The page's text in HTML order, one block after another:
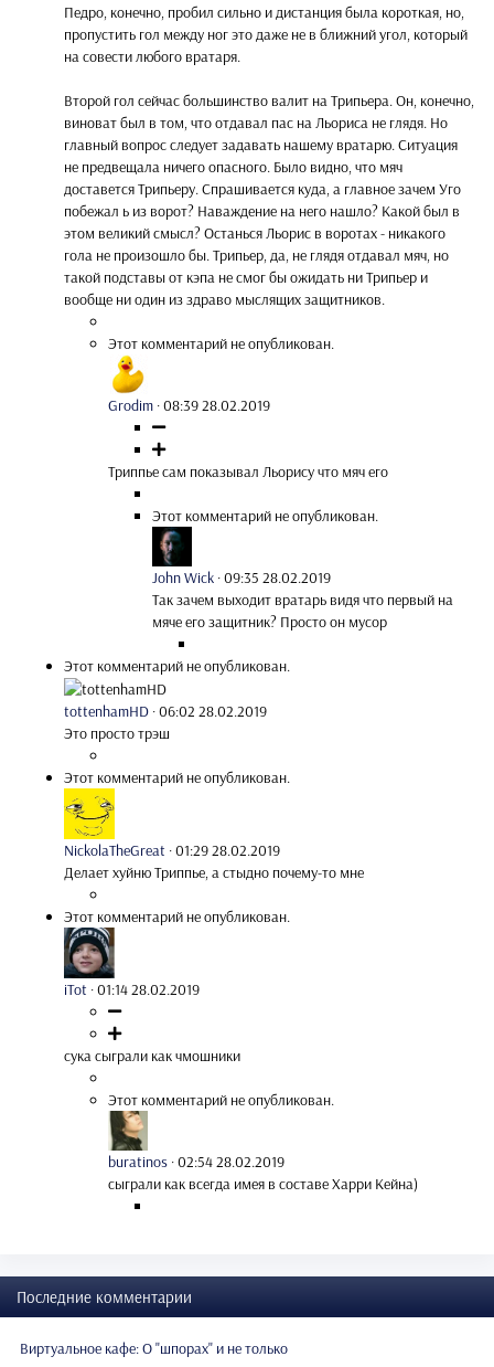
Педро, конечно, пробил сильно и дистанция была короткая, но,
пропустить гол между ног это даже не в ближний угол, который
на совести любого вратаря.
Второй гол сейчас большинство валит на Трипьера. Он, конечно,
виноват был в том, что отдавал пас на Льориса не глядя. Но
главный вопрос следует задавать нашему вратарю. Ситуация
не предвещала ничего опасного. Было видно, что мяч
доставется Трипьеру. Спрашивается куда, а главное зачем Уго
побежал ь из ворот? Наваждение на него нашло? Какой был в
этом великий смысл? Останься Льорис в воротах - никакого
гола не произошло бы. Трипьер, да, не глядя отдавал мяч, но
такой подставы от кэпа не смог бы ожидать ни Трипьер и
вообще ни один из здраво мыслящих защитников.
Этот комментарий не опубликован.
Grodim ·08:39 28.02.2019
Триппье сам показывал Льорису что мяч его
Этот комментарий не опубликован.
John Wick ·09:35 28.02.2019
Так зачем выходит вратарь видя что первый на
мяче его защитник? Просто он мусор
Этот комментарий не опубликован.
tottenhamHD ·06:02 28.02.2019
Это просто трэш
Этот комментарий не опубликован.
NickolaTheGreat ·01:29 28.02.2019
Делает хуйню Триппье, а стыдно почему-то мне
Этот комментарий не опубликован.
iTot ·01:14 28.02.2019
сука сыграли как чмошники
Этот комментарий не опубликован.
buratinos ·02:54 28.02.2019
сыграли как всегда имея в составе Харри Кейна)
Последние комментарии
Виртуальное кафе: О "шпорах" и не только